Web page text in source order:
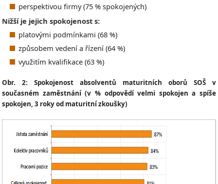
perspektivou firmy (75 % spokojených)
Nižší je jejich spokojenost s:
platovými podmínkami (68 %)
způsobem vedení a řízení (64 %)
využitím kvalifikace (63 %)
Obr. 2: Spokojenost absolventů maturitních oborů SOŠ v
současném zaměstnání (v % odpovědí velmi spokojen a spíše
spokojen, 3 roky od maturitní zkoušky)